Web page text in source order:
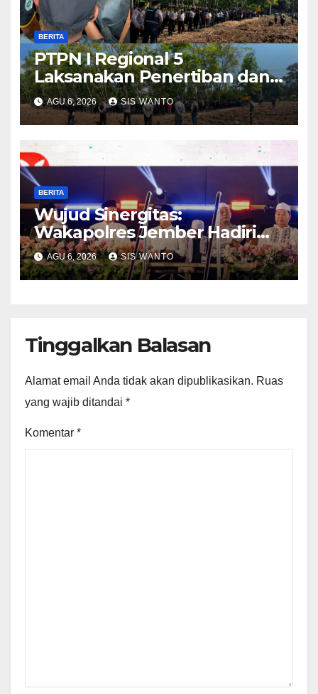
BERITA
PTPN I Regional 5
Laksanakan Penertiban dan
Pengamanan Aset
Perusahaan di Kebun
Mumbul dan Kebun
Glantangan
AGU 6, 2026 SIS WANTO
BERITA
Wujud Sinergitas:
Wakapolres Jember Hadiri
Sholawat & Doa Sambut HUT
RI ke-81
AGU 6, 2026 SIS WANTO
Tinggalkan Balasan
Alamat email Anda tidak akan dipublikasikan. Ruas
yang wajib ditandai *
Komentar *